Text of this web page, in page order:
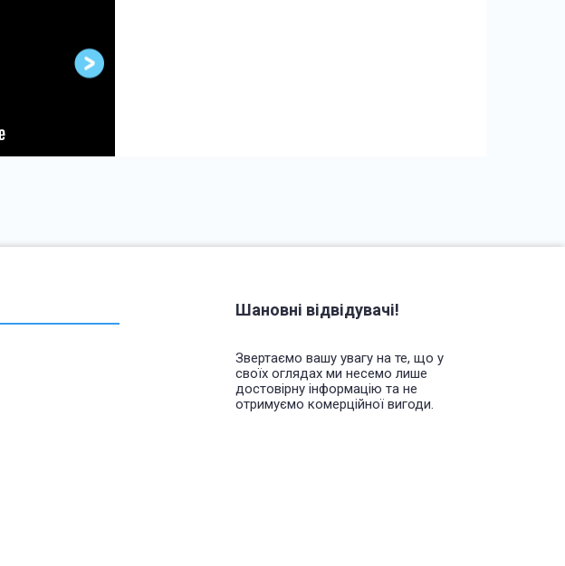
Шановні відвідувачі!
Звертаємо вашу увагу на те, що у
своїх оглядах ми несемо лише
достовірну інформацію та не
отримуємо комерційної вигоди.